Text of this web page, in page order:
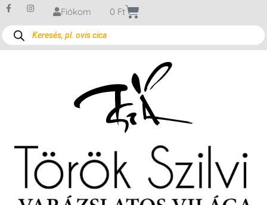
Fiókom 0 Ft